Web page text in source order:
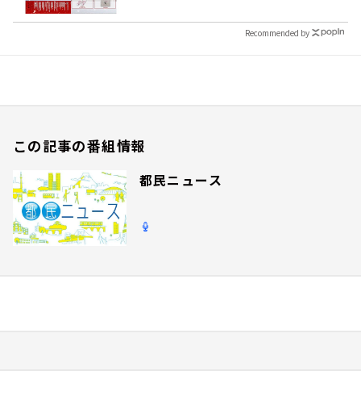
Recommended by
この記事の番組情報
都民ニュース